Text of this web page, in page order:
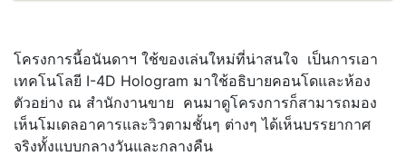
โครงการนี้อนันดาฯ ใช้ของเล่นใหม่ที่น่าสนใจ เป็นการเอา
เทคโนโลยี I-4D Hologram มาใช้อธิบายคอนโดและห้อง
ตัวอย่าง ณ สำนักงานขาย คนมาดูโครงการก็สามารถมอง
เห็นโมเดลอาคารและวิวตามชั้นๆ ต่างๆ ได้เห็นบรรยากาศ
จริงทั้งแบบกลางวันและกลางคืน